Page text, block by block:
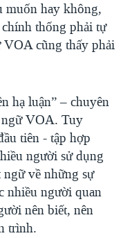
muốn hay không,
thống phải tự
cũng thấy phải
hạ luận” – chuyên
VOA. Tuy
tiên - tập hợp
người sử dụng
về những sự
nhiều người quan
nên biết, nên
trình.